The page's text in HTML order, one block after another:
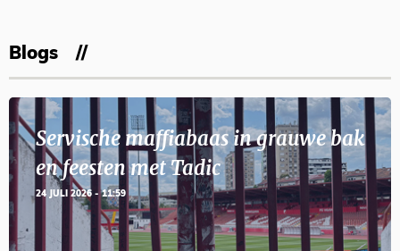
Blogs
Servische maffiabaas in grauwe bak
en feesten met Tadic
24 JULI 2026 - 11:59